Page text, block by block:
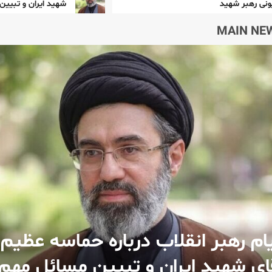
شهید ایران و تبیین مسائل مهم
MAIN
رهبر انقلاب اسلامی به مناسبت